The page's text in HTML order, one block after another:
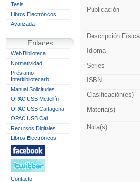
Tesis
Libros Electrónicos
Avanzada
Enlaces
Web Biblioteca
Normatividad
Préstamo
Interbibliotecario
Manual Solicitudes
OPAC USB Medellín
OPAC USB Cartagena
OPAC USB Cali
Recursos Digitales
Libros Electrónicos
Contacto
Publicación
Descripción Física
Idioma
Series
ISBN
Clasificación(es)
Materia(s)
Nota(s)